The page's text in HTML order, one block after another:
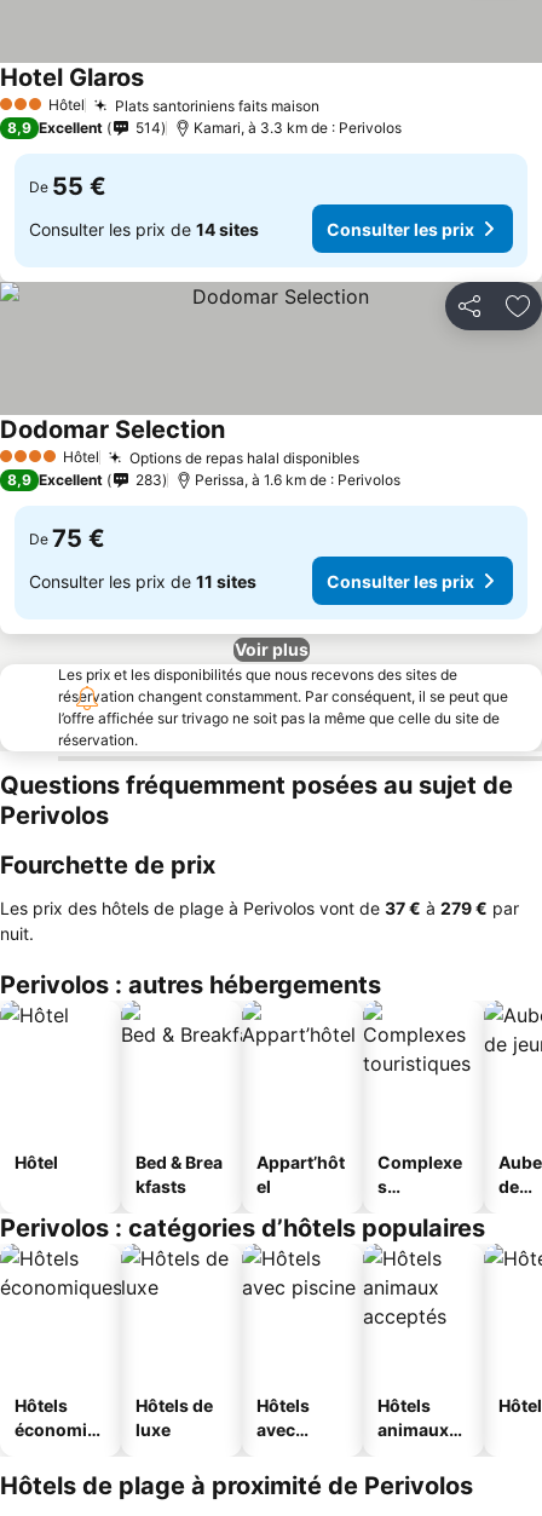
3 ÉtoilesHôtel Plats santoriniens faits maison
Hotel Glaros
8,9 Excellent 514 Kamari, à 3.3 km de : Perivolos
De 55 €
Consulter les prix de 14 sites Consulter les prix
Partager
4 Étoiles Hôtel Options de repas halal disponibles
Dodomar Selection
8,9 Excellent 283 Perissa, à 1.6 km de : Perivolos
De 75 €
Consulter les prix de 11 sites Consulter les prix
Voir plus
Les prix et les disponibilités que nous recevons des sites de
réservation changent constamment. Par conséquent, il se peut que
l’offre affichée sur trivago ne soit pas la même que celle du site de
réservation.
Questions fréquemment posées au sujet de
Perivolos
Fourchette de prix
Les prix des hôtels de plage à Perivolos vont de ‎37 € à ‎279 € par
nuit.
Perivolos : autres hébergements
Hôtel
Bed & Brea
kfasts
Appart’hôt
el
Complexe
s
s
de
Perivolos : catégories d’hôtels populaires
Hôtels
économiq
Hôtels de
luxe
Hôtels
avec
Hôtels
animaux
Hôtels de plage à proximité de Perivolos